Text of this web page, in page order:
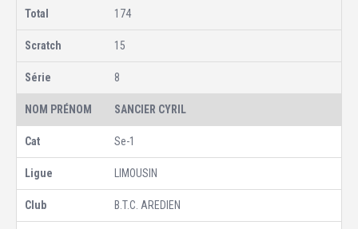
174
15
8
SANCIER CYRIL
Se-1
LIMOUSIN
B.T.C. AREDIEN